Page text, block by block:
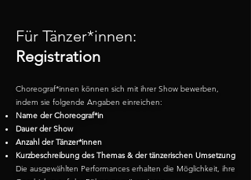
Für Tänzer*innen:
Registration
Choreograf*innen können sich mit ihrer Show bewerben,
indem sie folgende Angaben einreichen:
Name der Choreograf*in
Dauer der Show
Anzahl der Tänzer*innen
Kurzbeschreibung des Themas & der tänzerischen Umsetzung
Die ausgewählten Performances erhalten die Möglichkeit, ihre